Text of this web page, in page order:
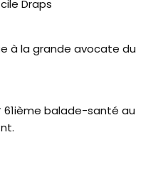
Draps
à la grande avocate du
61ième balade-santé au